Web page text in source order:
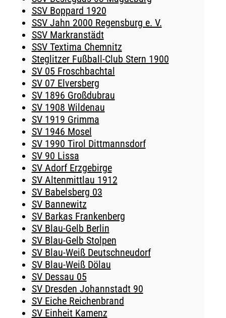
SSV Boppard 1920
SSV Jahn 2000 Regensburg e. V.
SSV Markranstädt
SSV Textima Chemnitz
Steglitzer Fußball-Club Stern 1900
SV 05 Froschbachtal
SV 07 Elversberg
SV 1896 Großdubrau
SV 1908 Wildenau
SV 1919 Grimma
SV 1946 Mosel
SV 1990 Tirol Dittmannsdorf
SV 90 Lissa
SV Adorf Erzgebirge
SV Altenmittlau 1912
SV Babelsberg 03
SV Bannewitz
SV Barkas Frankenberg
SV Blau-Gelb Berlin
SV Blau-Gelb Stolpen
SV Blau-Weiß Deutschneudorf
SV Blau-Weiß Dölau
SV Dessau 05
SV Dresden Johannstadt 90
SV Eiche Reichenbrand
SV Einheit Kamenz